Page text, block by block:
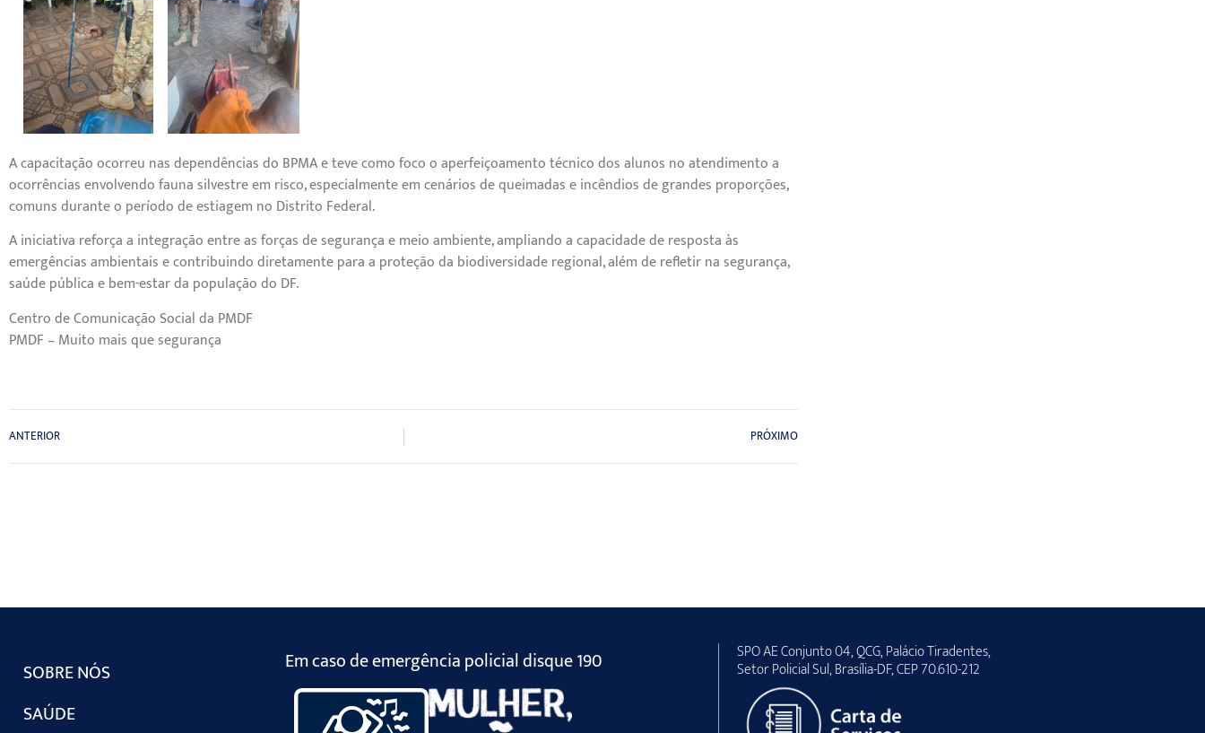
A capacitação ocorreu nas dependências do BPMA e teve como foco o aperfeiçoamento técnico dos alunos no atendimento a
ocorrências envolvendo fauna silvestre em risco, especialmente em cenários de queimadas e incêndios de grandes proporções,
comuns durante o período de estiagem no Distrito Federal.
A iniciativa reforça a integração entre as forças de segurança e meio ambiente, ampliando a capacidade de resposta às
emergências ambientais e contribuindo diretamente para a proteção da biodiversidade regional, além de refletir na segurança,
saúde pública e bem-estar da população do DF.
Centro de Comunicação Social da PMDF
PMDF – Muito mais que segurança
ANTERIOR PRÓXIMO
SOBRE NÓS
SAÚDE
Em caso de emergência policial disque 190 SPO AE Conjunto 04, QCG, Palácio Tiradentes,
Setor Policial Sul, Brasília-DF, CEP 70.610-212